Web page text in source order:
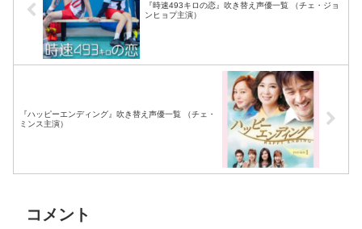
『時速493キロの恋』吹き替え声優一覧 （チェ・ジョ
ンヒョプ主演）
『ハッピーエンディング』吹き替え声優一覧 （チェ・
ミンス主演）
コメント